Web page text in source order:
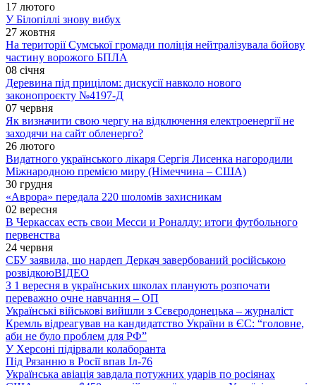
17 лютого
У Білопіллі знову вибух
27 жовтня
На території Сумської громади поліція нейтралізувала бойову
частину ворожого БПЛА
08 січня
Деревина під прицілом: дискусії навколо нового
законопроєкту №4197-Д
07 червня
Як визначити свою чергу на відключення електроенергії не
заходячи на сайт обленерго?
26 лютого
Видатного українського лікаря Сергія Лисенка нагородили
Міжнародною премією миру (Німеччина – США)
30 грудня
«Аврора» передала 220 шоломів захисникам
02 вересня
В Черкассах есть свои Месси и Роналду: итоги футбольного
первенства
24 червня
СБУ заявила, що нардеп Деркач завербований російською
розвідкоюВІДЕО
З 1 вересня в українських школах планують розпочати
переважно очне навчання – ОП
Українські військові вийшли з Сєвєродонецька – журналіст
Кремль відреагував на кандидатство України в ЄС: “головне,
аби не було проблем для РФ”
У Херсоні підірвали колаборанта
Під Рязанню в Росії впав Іл-76
Українська авіація завдала потужних ударів по росіянах